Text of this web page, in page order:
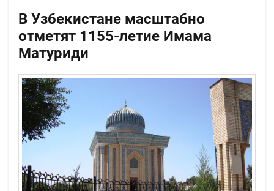
В Узбекистане масштабно
отметят 1155-летие Имама
Матуриди